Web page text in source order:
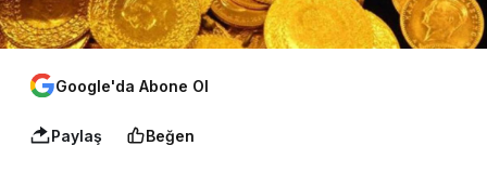
Google'da Abone Ol
Paylaş Beğen